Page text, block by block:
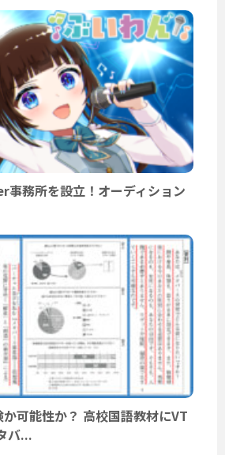
務所を設立！オーディション
可能性か？ 高校国語教材にVT
バ...